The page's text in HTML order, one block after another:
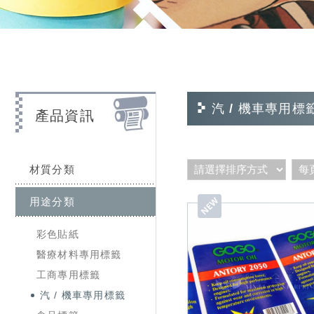
產品資訊
材質分類
用途分類
彩色貼紙
醫療材料專用標籤
工商專用標籤
汽 / 機車專用標籤
汽 / 機車專用標